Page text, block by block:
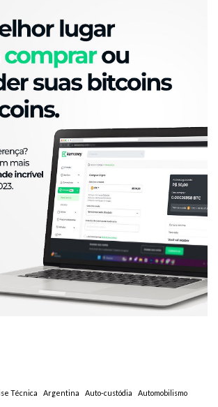
Técnica Argentina Auto-custódia Automobilismo